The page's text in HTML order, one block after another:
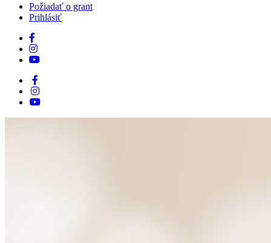
Požiadať o grant
Prihlásiť